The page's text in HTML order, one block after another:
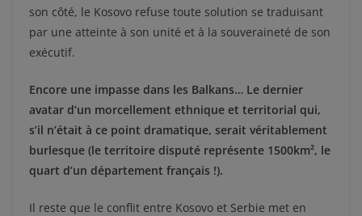
son côté, le Kosovo refuse toute solution se traduisant
par une atteinte à son unité et à la souveraineté de son
exécutif.
Encore une impasse dans les Balkans… Le dernier
avatar d’un morcellement ethnique et territorial qui,
s’il n’était à ce point dramatique, serait véritablement
burlesque (le territoire disputé représente 1500km², le
quart d’un département français !).
Il reste que le conflit entre Kosovo et Serbie met en